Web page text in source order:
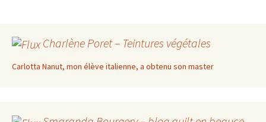
Charlène Poret – Teintures végétales
Carlotta Nanut, mon élève italienne, a obtenu son master